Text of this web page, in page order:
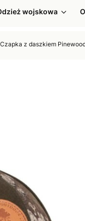
wojskowa
Czapka z daszkiem